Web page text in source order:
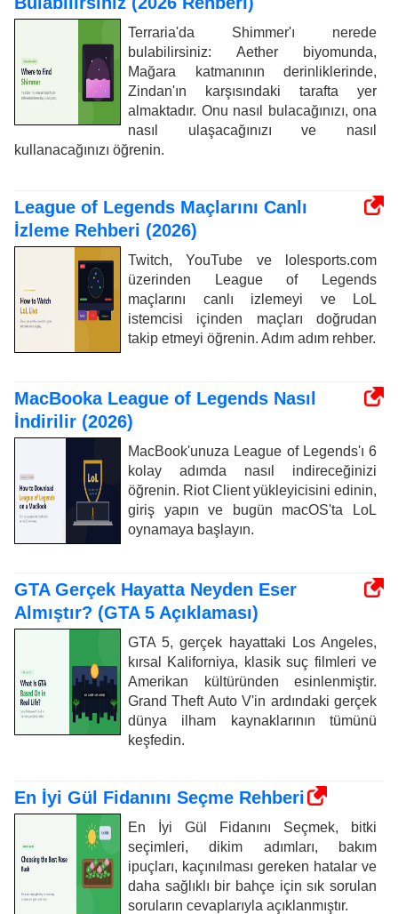
Terraria'da Shimmer'ı nerede
bulabilirsiniz: Aether biyomunda,
Mağara katmanının derinliklerinde,
Zindan'ın karşısındaki tarafta yer
almaktadır. Onu nasıl bulacağınızı, ona
nasıl ulaşacağınızı ve nasıl
kullanacağınızı öğrenin.
League of Legends Maçlarını Canlı
İzleme Rehberi (2026)
Twitch, YouTube ve lolesports.com
üzerinden League of Legends
maçlarını canlı izlemeyi ve LoL
istemcisi içinden maçları doğrudan
takip etmeyi öğrenin. Adım adım rehber.
MacBooka League of Legends Nasıl
İndirilir (2026)
MacBook'unuza League of Legends'ı 6
kolay adımda nasıl indireceğinizi
öğrenin. Riot Client yükleyicisini edinin,
giriş yapın ve bugün macOS'ta LoL
oynamaya başlayın.
GTA Gerçek Hayatta Neyden Eser
Almıştır? (GTA 5 Açıklaması)
GTA 5, gerçek hayattaki Los Angeles,
kırsal Kaliforniya, klasik suç filmleri ve
Amerikan kültüründen esinlenmiştir.
Grand Theft Auto V'in ardındaki gerçek
dünya ilham kaynaklarının tümünü
keşfedin.
En İyi Gül Fidanını Seçme Rehberi
En İyi Gül Fidanını Seçmek, bitki
seçimleri, dikim adımları, bakım
ipuçları, kaçınılması gereken hatalar ve
daha sağlıklı bir bahçe için sık sorulan
soruların cevaplarıyla açıklanmıştır.